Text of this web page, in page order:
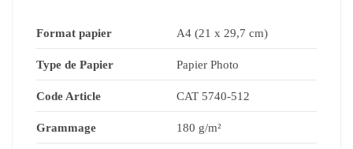
Format papier A4 (21 x 29,7 cm)
Type de Papier Papier Photo
Code Article CAT 5740-512
Grammage 180 g/m²